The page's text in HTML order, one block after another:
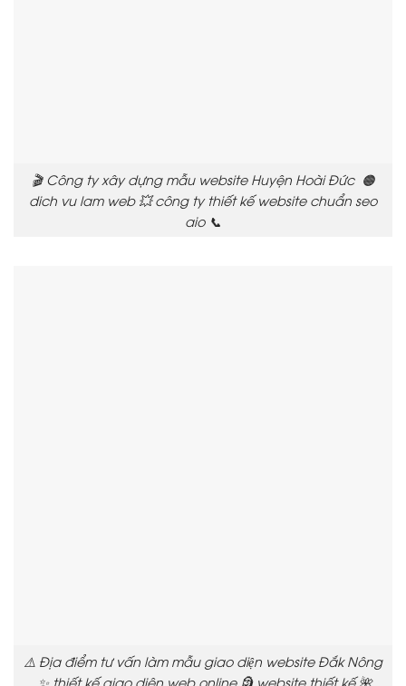
🎬 Công ty xây dựng mẫu website Huyện Hoài Đức 🟠
dich vu lam web 💥 công ty thiết kế website chuẩn seo
aio 📞
⚠️ Địa điểm tư vấn làm mẫu giao diện website Đắk Nông
✨ thiết kế giao diện web online 🗿 website thiết kế 🌺